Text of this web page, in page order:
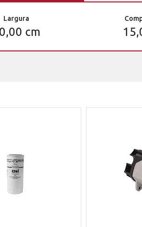
Largura
cm